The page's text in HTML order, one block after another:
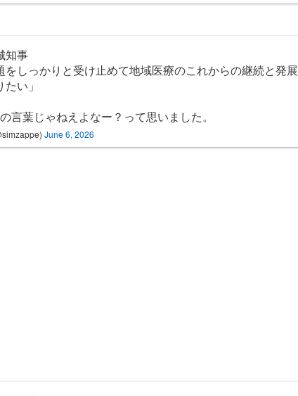
知事
をしっかりと受け止めて地域医療のこれからの継続と発展
い」
言葉じゃねえよなー？って思いました。
June 6, 2026